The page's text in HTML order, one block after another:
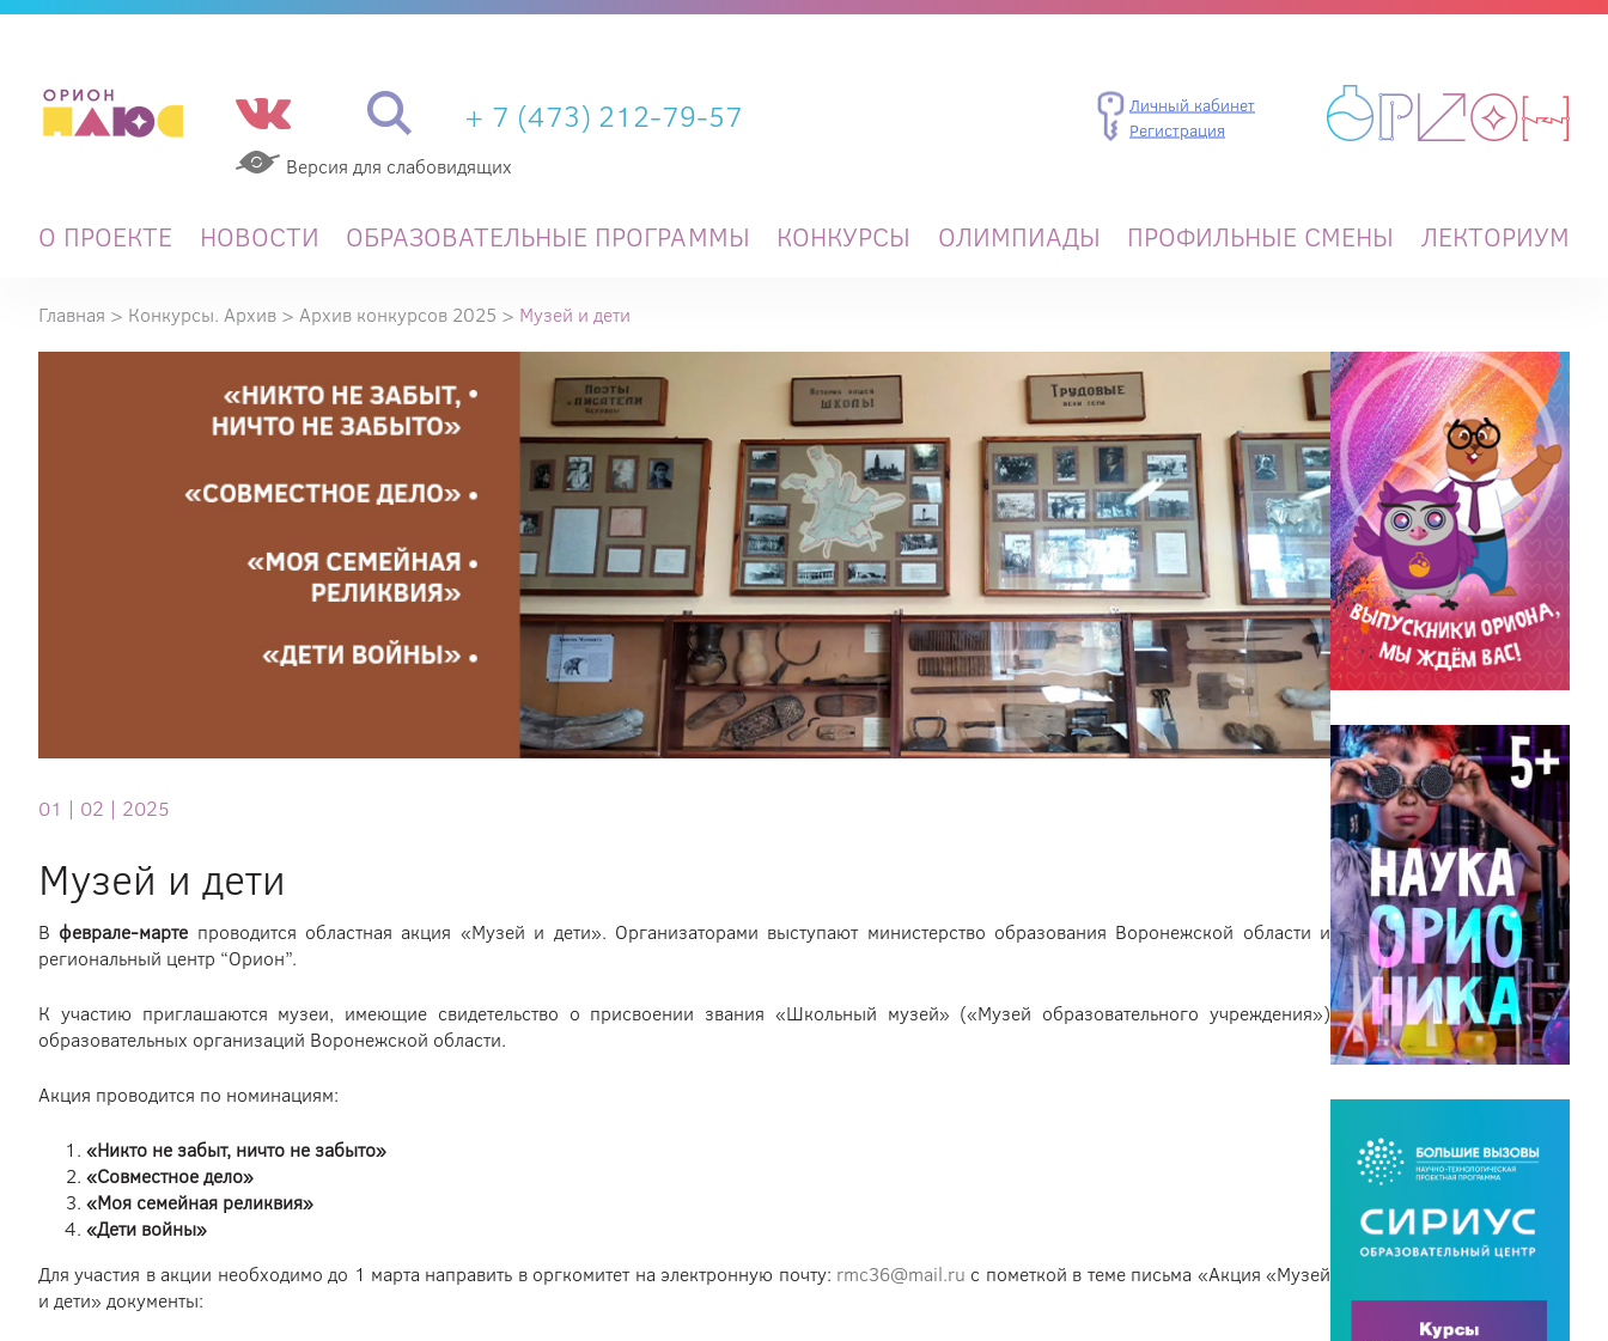
Версия для слабовидящих
+ 7 (473) 212-79-57
Личный кабинет
Регистрация
О ПРОЕКТЕ НОВОСТИ ОБРАЗОВАТЕЛЬНЫЕ ПРОГРАММЫ КОНКУРСЫ ОЛИМПИАДЫ ПРОФИЛЬНЫЕ СМЕНЫ ЛЕКТОРИУМ
Главная > Конкурсы. Архив > Архив конкурсов 2025 > Музей и дети
01 | 02 | 2025
Музей и дети
В феврале-марте проводится областная акция «Музей и дети». Организаторами выступают министерство образования Воронежской области и
региональный центр “Орион”.
К участию приглашаются музеи, имеющие свидетельство о присвоении звания «Школьный музей» («Музей образовательного учреждения»)
образовательных организаций Воронежской области.
Акция проводится по номинациям:
«Никто не забыт, ничто не забыто»
«Совместное дело»
«Моя семейная реликвия»
«Дети войны»
Для участия в акции необходимо до 1 марта направить в оргкомитет на электронную почту: rmc36@mail.ru с пометкой в теме письма «Акция «Музей
и дети» документы: